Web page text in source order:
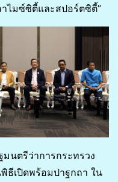
ไมซ์ซิตี้และสปอร์ตซิตี้”
นตรีว่าการกระทรวง
ธีเปิดพร้อมปาฐกถา ใน